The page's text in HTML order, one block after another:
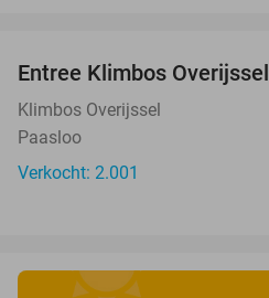
Entree Klimbos Overijssel
Klimbos Overijssel
Paasloo
Verkocht: 2.001